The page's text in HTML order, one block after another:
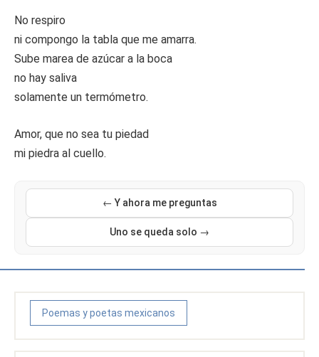
No respiro
ni compongo la tabla que me amarra.
Sube marea de azúcar a la boca
no hay saliva
solamente un termómetro.
Amor, que no sea tu piedad
mi piedra al cuello.
← Y ahora me preguntas
Uno se queda solo →
Poemas y poetas mexicanos